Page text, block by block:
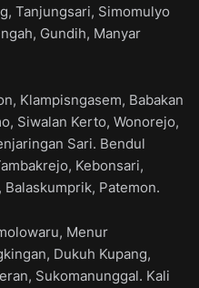
Tanjungsari, Simomulyo
Gundih, Manyar
Klampisngasem, Babakan
Siwalan Kerto, Wonorejo,
Sari. Bendul
Kebonsari,
Patemon.
Menur
Dukuh Kupang,
Sukomanunggal. Kali